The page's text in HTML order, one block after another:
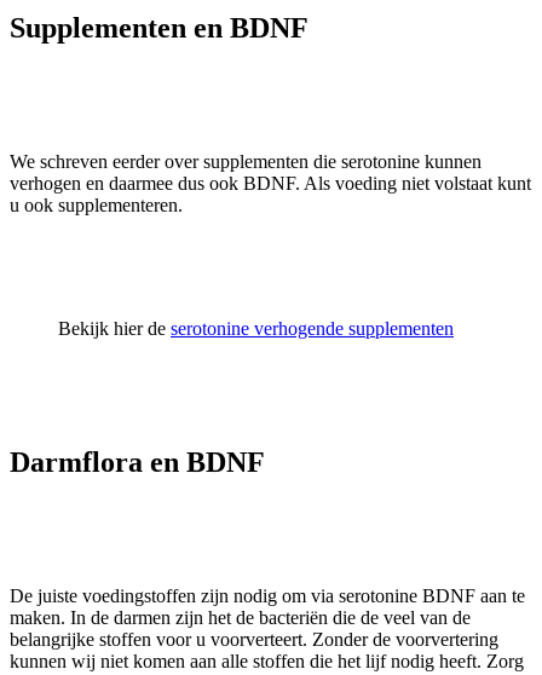
Supplementen en BDNF
We schreven eerder over supplementen die serotonine kunnen
verhogen en daarmee dus ook BDNF. Als voeding niet volstaat kunt
u ook supplementeren.
Bekijk hier de serotonine verhogende supplementen
Darmflora en BDNF
De juiste voedingstoffen zijn nodig om via serotonine BDNF aan te
maken. In de darmen zijn het de bacteriën die de veel van de
belangrijke stoffen voor u voorverteert. Zonder de voorvertering
kunnen wij niet komen aan alle stoffen die het lijf nodig heeft. Zorg